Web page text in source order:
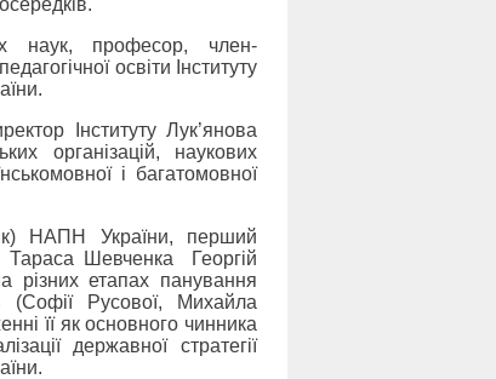
наук, професор, член-
освіти Інституту
Інституту Лук’янова
організацій, наукових
і багатомовної
НАПН України, перший
Тараса Шевченка Георгій
різних етапах панування
(Софії Русової, Михайла
її як основного чинника
державної стратегії